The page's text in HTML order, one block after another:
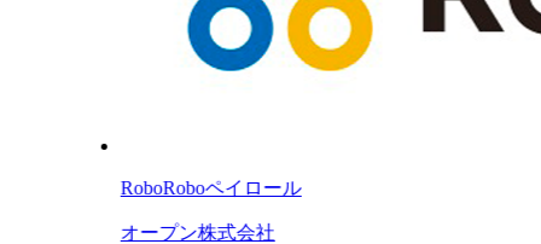
RoboRoboペイロール
オープン株式会社